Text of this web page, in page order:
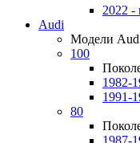
2022 -
Audi
Модели
100
1982-
1991-
80
1987-